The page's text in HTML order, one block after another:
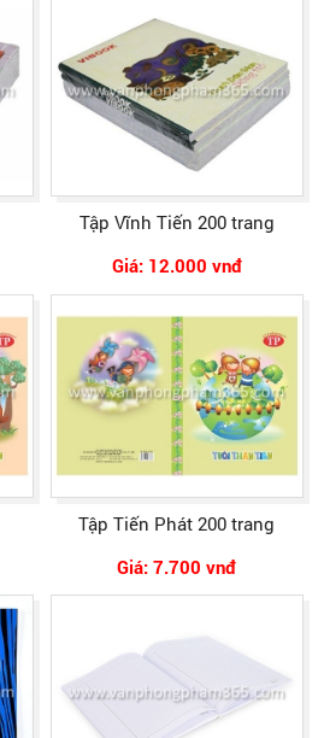
Tập Vĩnh Tiến 200 trang
Giá: 12.000 vnđ
Tập Tiến Phát 200 trang
Giá: 7.700 vnđ